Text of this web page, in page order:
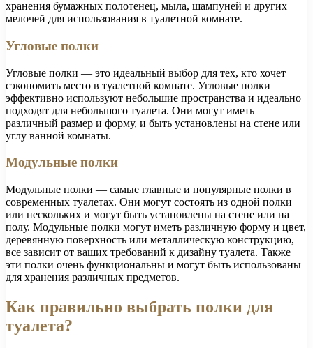
хранения бумажных полотенец, мыла, шампуней и других
мелочей для использования в туалетной комнате.
Угловые полки
Угловые полки — это идеальный выбор для тех, кто хочет
сэкономить место в туалетной комнате. Угловые полки
эффективно используют небольшие пространства и идеально
подходят для небольшого туалета. Они могут иметь
различный размер и форму, и быть установлены на стене или
углу ванной комнаты.
Модульные полки
Модульные полки — самые главные и популярные полки в
современных туалетах. Они могут состоять из одной полки
или нескольких и могут быть установлены на стене или на
полу. Модульные полки могут иметь различную форму и цвет,
деревянную поверхность или металлическую конструкцию,
все зависит от ваших требований к дизайну туалета. Также
эти полки очень функциональны и могут быть использованы
для хранения различных предметов.
Как правильно выбрать полки для
туалета?